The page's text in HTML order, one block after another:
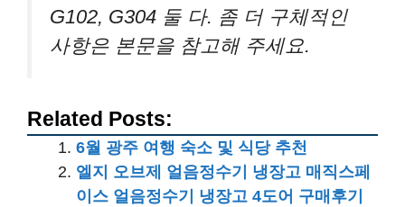
G102, G304 둘 다. 좀 더 구체적인
사항은 본문을 참고해 주세요.
Related Posts:
6월 광주 여행 숙소 및 식당 추천
엘지 오브제 얼음정수기 냉장고 매직스페
이스 얼음정수기 냉장고 4도어 구매후기